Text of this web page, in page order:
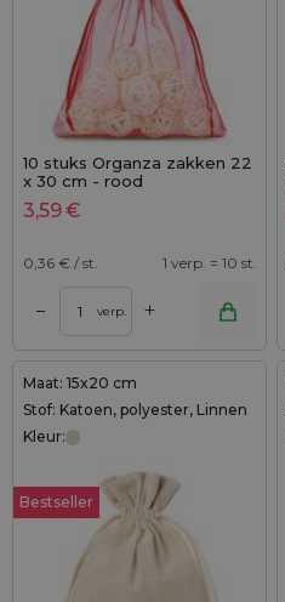
10 stuks Organza zakken 22
x 30 cm - rood
3,59€
0,36 € / st. 1 verp. = 10 st.
– verp. +
Maat: 15x20 cm
Stof: Katoen, polyester, Linnen
Kleur:
Bestseller